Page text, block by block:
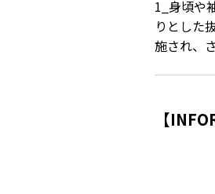
1_身頃や
りとした
施され、
【